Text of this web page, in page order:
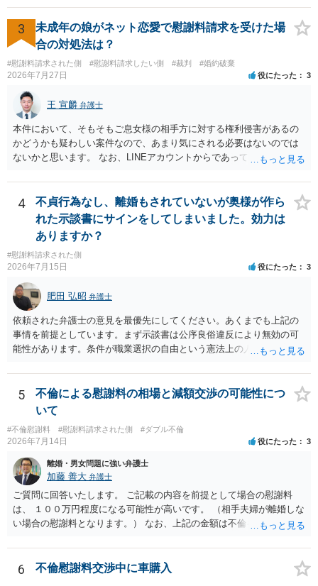
困難 仮に裁判で敗訴した場合でも、分割払いになる可能性はあります
か。 ⇒判決となり敗訴してしまった場合は、強制執行により不動産等
の財産を差し押さえられ、そこから債権回収が図られることになりま
すが、 和解であれば柔軟な解決が可能ですので、その場合は分割払
いにより支払うことも十分可能です。 ⑤ このような事情であれば、私
は120万円のみ和解交渉を続けるべきでしょうか。 ⇒ご相談者様の認
識を前提にすれば、１００万円も含めて返済する必要はないと考えら
れるため、 120万円のみについて交渉を続けることがベターかと存じ
ます。
するデメリットはありますから（経済的、時間的、精神的負担等）、
反対にご自身が、裁判も辞さずという姿勢を示すことで、プラス
に働く可能性は有り得ます。 交渉で解決する多くの場合は、相手
が弁護士に依頼しているケースで、５０万円以下で合意できる場合は
稀であると思います。 通常は、６０万円から８０万円程度になる
ことが多いというのが私の印象です。 ２ 質問② ご記載の内容が
減額を進めるうえでの交渉材料かと思います。 なお、ご自身が離
婚しないことは、交渉材料にはならないかと思いますので、ご注意く
ださい。 また、相手夫婦の婚姻関係が既に破綻していたことや、
相手女性が結婚しているとは知らなかったと主張することもあります
が、 ケースバイケースですので、ご自身の場合にそれらの主張が
できるかはよくお考え下さい。 ３ 質問③ 違約金を５０万円とす
る旨の交渉をすることが妥当かどうかという基準はありません。
公序良俗に反するような金額では、その条項自体が無効になり得ます
が、 ２００万円でも、５０万円でも、公序良俗に反するほど高額
とはいえないと考えますので、 結局は、妥当かどうかというより
も、ご自身が納得できるかどうかという基準でお考えいただくといい
と思います。 そのうえで、合意できるかは、相手も納得できるか
否かにかかってはきますが。 ４ 質問④ ご記載の内容からは判断
できないのですが、 清算条項を記載しないで合意することはリス
クがありますので、むしろ、原則としては、清算条項を記載するべき
であるとお考えいただくといいです。 ご質問に対する回答は以上で
すが、可能であれば、ご依頼になるかは別として、お近くの弁護士に
直接相談されて、 今後の対応についてアドバイス等を求めることを
お勧めいたします。 ご参考にしていただければ幸いです。
3
未成年の娘がネット恋愛で慰謝料請求を受けた場
合の対処法は？
#慰謝料請求された側 #慰謝料請求したい側 #裁判 #婚約破棄
2026年7月27日 役にたった 3
王 宣麟 弁護士
本件において、そもそもご息女様の相手方に対する権利侵害があるの
かどうかも疑わしい案件なので、あまり気にされる必要はないのでは
ないかと思います。 なお、LINEアカウントからであっても、そこに紐
るパターンはありえるものの、本件のような精神的損害が発生したと
明確にいえないような案件において開示がなされる可能性も低いので
はないかと推察します。
4
不貞行為なし、離婚もされていないが奥様が作ら
れた示談書にサインをしてしまいました。効力は
ありますか？
#慰謝料請求された側
2026年7月15日 役にたった 3
肥田 弘昭 弁護士
依頼された弁護士の意見を最優先にしてください。あくまでも上記の
事情を前提としています。まず示談書は公序良俗違反により無効の可
能性があります。条件が職業選択の自由という憲法上の人権を侵害し
可能性もあるかと思います。ご参考にしてください。
5
不倫による慰謝料の相場と減額交渉の可能性につ
いて
#不倫慰謝料 #慰謝料請求された側 #ダブル不倫
2026年7月14日 役にたった 3
離婚・男女問題に強い弁護士
加藤 善大 弁護士
ご質問に回答いたします。 ご記載の内容を前提として場合の慰謝料
は、 １００万円程度になる可能性が高いです。 （相手夫婦が離婚しな
い場合の慰謝料となります。） なお、上記の金額は不倫をした２名が
半額程度の支払を求める、 求償ができることになります。 その求償権
を放棄する場合の慰謝料相場は、６０万円から８０万円程度になるこ
とが多いです。 （相手夫婦が離婚しませんので、減額してでも求償権
6 不倫慰謝料交渉中に車購入